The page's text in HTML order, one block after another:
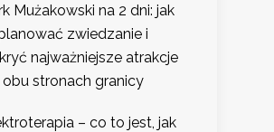
Mużakowski na 2 dni: jak
zwiedzanie i
najważniejsze atrakcje
stronach granicy
– co to jest, jak